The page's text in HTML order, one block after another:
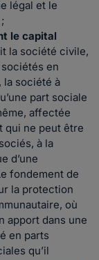
légal et le
le capital
la société civile,
en
la société à
part sociale
affectée
qui ne peut être
à la
d’une
fondement de
la protection
où
apport dans une
en parts
qu’il